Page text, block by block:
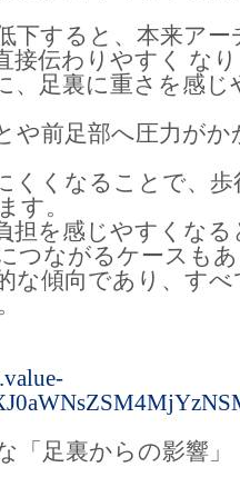
下すると、本来ア
接伝わりやすく な
、足裏に重さを感
や前足部へ圧力が
くくなることで、
す。
担を感じやすくな
つながるケースも
な傾向であり、す
「足裏からの影響」